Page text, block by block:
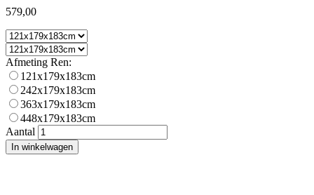
579,00
Afmeting Ren:
121x179x183cm
242x179x183cm
363x179x183cm
448x179x183cm
Aantal
In winkelwagen